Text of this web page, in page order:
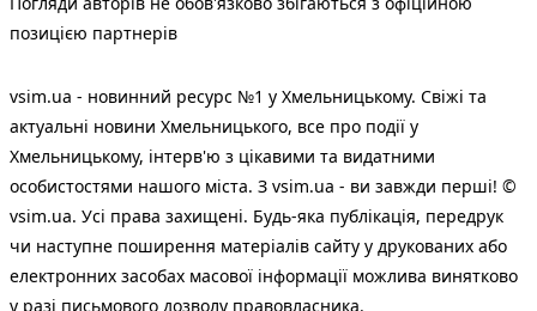
позицією партнерів
vsim.ua - новинний ресурс №1 у Хмельницькому. Свіжі та
актуальні новини Хмельницького, все про події у
Хмельницькому, інтерв'ю з цікавими та видатними
особистостями нашого міста. З vsim.ua - ви завжди перші! ©
vsim.ua. Усі права захищені. Будь-яка публiкацiя, передрук
чи наступне поширення матеріалів сайту у друкованих або
електронних засобах масової інформації можлива винятково
у разі письмового дозволу правовласника.